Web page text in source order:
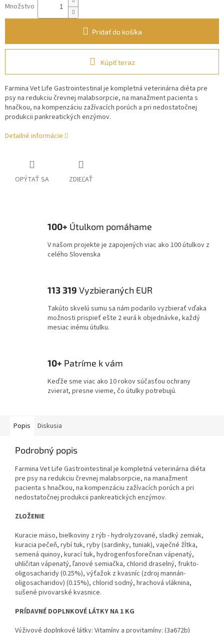
Množstvo
Pridať do košíka
Kúpiť teraz
Farmina Vet Life Gastrointestinal je kompletná veterinárna diéta pre
psy na redukciu črevnej malabsorpcie, na manažment pacienta s
hnačkou, na kompenzáciu zažívacích porúch a pri nedostatočnej
produkcii pankreatických enzýmov.
Detailné informácie
OPÝTAŤ SA ZDIEĽAŤ
100+ Útulkom pomáhame
V našom projekte je zapojených viac ako 100 útulkov z
celého Slovenska
113 319 Vyzbieraných EUR
Takúto skvelú sumu sa nám podarilo vyzbierať vďaka
možnosti prispieť ešte 2 eurá k objednávke, každý
mesiac inému útulku.
10+ Patríme k vám
Keďže sme viac ako 10 rokov súčasťou ochrany
zvierat, presne vieme, čo útulky potrebujú.
Popis Diskusia
Podrobný popis
Farmina Vet Life Gastrointestinal je kompletná veterinárna diéta
pre psy na redukciu črevnej malabsorpcie, na manažment
pacienta s hnačkou, na kompenzáciu zažívacích porúch a pri
nedostatočnej produkcii pankreatických enzýmov.
ZLOŽENIE
Kuracie mäso, bielkoviny z rýb - hydrolyzované, sladký zemiak,
kuracia pečeň, rybí tuk, ryby (sardinky, tuniak), vaječné žĺtka,
semená quinoy, kurací tuk, hydrogenfosforečnan vápenatý,
uhličitan vápenatý, ľanové semiačka, chlorid draselný, frukto-
oligosacharidy (0.25%), výťažok z kvasníc (zdroj mannán-
oligosacharidov) (0.15%), chlorid sodný, hrachová vláknina,
sušené pivovarské kvasnice.
PRÍDAVNÉ DOPLNKOVÉ LÁTKY NA 1 KG
Výživové doplnkové látky: Vitamíny a provitamíny: (3a672b)